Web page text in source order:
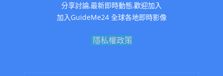
分享討論,最新即時動態,歡迎加入
加入GuideMe24 全球各地即時影像
隱私權政策